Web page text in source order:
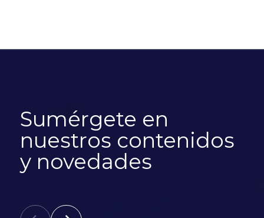
Sumérgete en
nuestros contenidos
y novedades